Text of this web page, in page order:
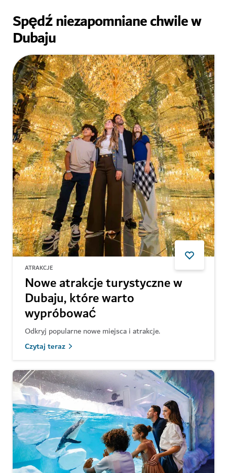
Spędź niezapomniane chwile w
Dubaju
ATRAKCJE
Nowe atrakcje turystyczne w
Dubaju, które warto
wypróbować
Odkryj popularne nowe miejsca i atrakcje.
Czytaj teraz